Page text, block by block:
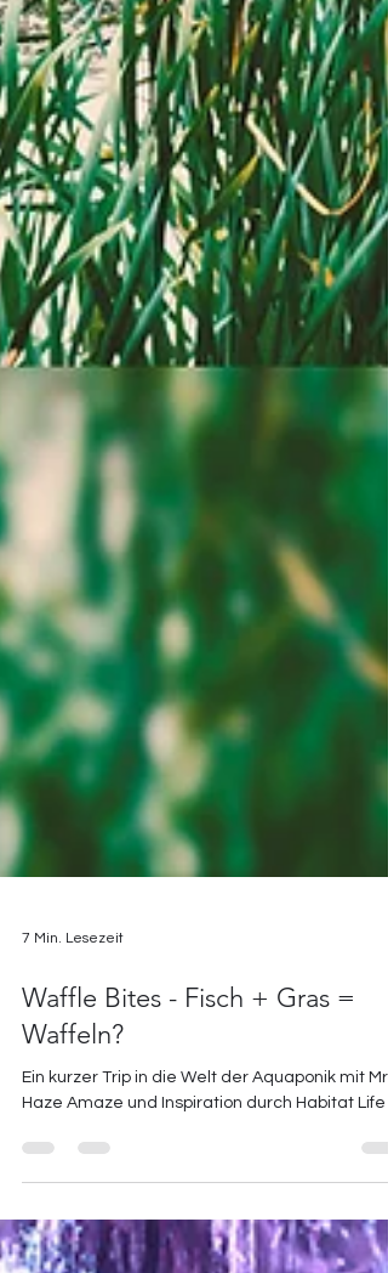
7 Min. Lesezeit
Waffle Bites - Fisch + Gras =
Waffeln?
Ein kurzer Trip in die Welt der Aquaponik mit Mr.